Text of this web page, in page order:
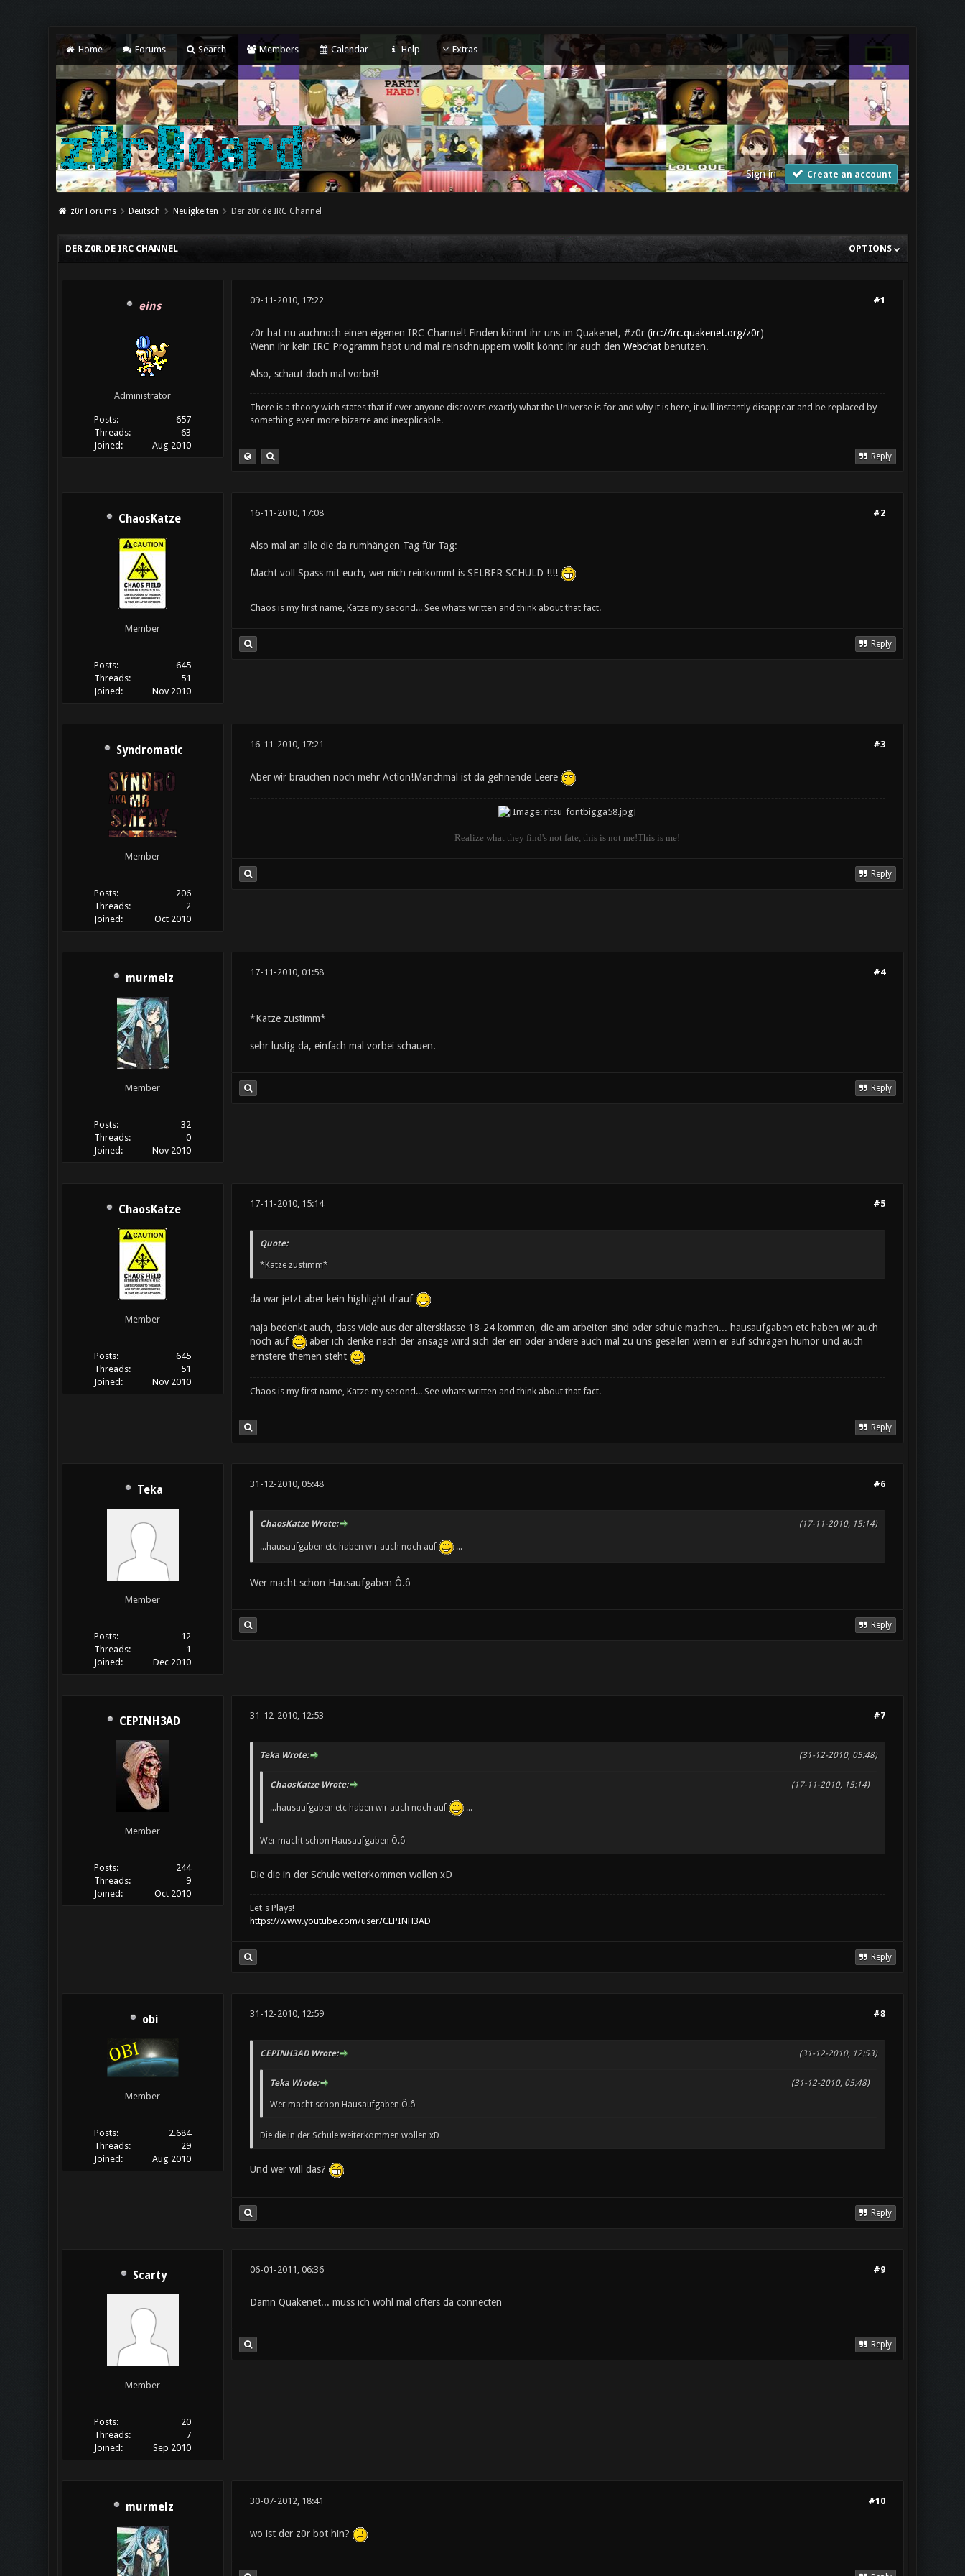
Home Forums Search Members Calendar Help Extras
Sign in Create an account
z0r Forums Deutsch Neuigkeiten Der z0r.de IRC Channel
OPTIONS
DER Z0R.DE IRC CHANNEL
eins
Administrator
Posts:
657
Threads:
63
Joined:
Aug 2010
#1
09-11-2010, 17:22
z0r hat nu auchnoch einen eigenen IRC Channel! Finden könnt ihr uns im Quakenet, #z0r (irc://irc.quakenet.org/z0r)
Wenn ihr kein IRC Programm habt und mal reinschnuppern wollt könnt ihr auch den Webchatbenutzen.
Also, schaut doch mal vorbei!
There is a theory wich states that if ever anyone discovers exactly what the Universe is for and why it is here, it will instantly disappear and be replaced by
something even more bizarre and inexplicable.
Reply
ChaosKatze
Member
Posts:
645
Threads:
51
Joined:
Nov 2010
#2
16-11-2010, 17:08
Also mal an alle die da rumhängen Tag für Tag:
Macht voll Spass mit euch, wer nich reinkommt is SELBER SCHULD !!!!
Chaos is my first name, Katze my second... See whats written and think about that fact.
Reply
Syndromatic
Member
Posts:
206
Threads:
2
Joined:
Oct 2010
#3
16-11-2010, 17:21
Aber wir brauchen noch mehr Action!Manchmal ist da gehnende Leere
Realize what they find's not fate, this is not me!This is me!
Reply
murmelz
Member
Posts:
32
Threads:
0
Joined:
Nov 2010
#4
17-11-2010, 01:58
*Katze zustimm*
sehr lustig da, einfach mal vorbei schauen.
Reply
ChaosKatze
Member
Posts:
645
Threads:
51
Joined:
Nov 2010
#5
17-11-2010, 15:14
Quote:
*Katze zustimm*
da war jetzt aber kein highlight drauf
naja bedenkt auch, dass viele aus der altersklasse 18-24 kommen, die am arbeiten sind oder schule machen... hausaufgaben etc haben wir auch
noch auf
aber ich denke nach der ansage wird sich der ein oder andere auch mal zu uns gesellen wenn er auf schrägen humor und auch
ernstere themen steht
Chaos is my first name, Katze my second... See whats written and think about that fact.
Reply
Teka
Member
Posts:
12
Threads:
1
Joined:
Dec 2010
#6
31-12-2010, 05:48
(17-11-2010, 15:14)
ChaosKatze Wrote:
...hausaufgaben etc haben wir auch noch auf ...
Wer macht schon Hausaufgaben Ô.ô
Reply
CEPINH3AD
Member
Posts:
244
Threads:
9
Joined:
Oct 2010
#7
31-12-2010, 12:53
(31-12-2010, 05:48)
Teka Wrote:
(17-11-2010, 15:14)
ChaosKatze Wrote:
...hausaufgaben etc haben wir auch noch auf ...
Wer macht schon Hausaufgaben Ô.ô
Die die in der Schule weiterkommen wollen xD
Let's Plays!
https://www.youtube.com/user/CEPINH3AD
Reply
obi
Member
Posts:
2.684
Threads:
29
Joined:
Aug 2010
#8
31-12-2010, 12:59
(31-12-2010, 12:53)
CEPINH3AD Wrote:
(31-12-2010, 05:48)
Teka Wrote:
Wer macht schon Hausaufgaben Ô.ô
Die die in der Schule weiterkommen wollen xD
Und wer will das?
Reply
Scarty
Member
Posts:
20
Threads:
7
Joined:
Sep 2010
#9
06-01-2011, 06:36
Damn Quakenet... muss ich wohl mal öfters da connecten
Reply
murmelz #10
30-07-2012, 18:41
wo ist der z0r bot hin?